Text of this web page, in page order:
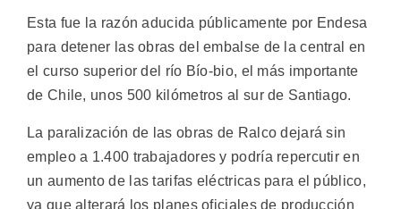
Esta fue la razón aducida públicamente por Endesa
para detener las obras del embalse de la central en
el curso superior del río Bío-bio, el más importante
de Chile, unos 500 kilómetros al sur de Santiago.
La paralización de las obras de Ralco dejará sin
empleo a 1.400 trabajadores y podría repercutir en
un aumento de las tarifas eléctricas para el público,
ya que alterará los planes oficiales de producción